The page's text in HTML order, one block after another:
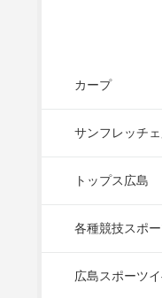
カープ
サンフレッチ
トップス広島
各種競技スポ
広島スポーツ